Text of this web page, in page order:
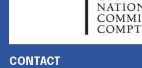
CONTACT